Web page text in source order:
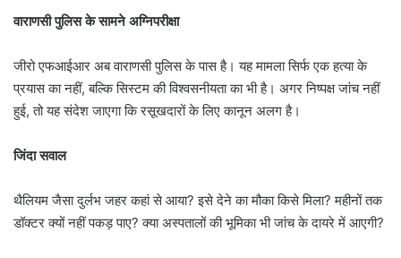
वाराणसी पुलिस के सामने अग्निपरीक्षा
जीरो एफआईआर अब वाराणसी पुलिस के पास है। यह मामला सिर्फ एक हत्या के
प्रयास का नहीं, बल्कि सिस्टम की विश्वसनीयता का भी है। अगर निष्पक्ष जांच नहीं
हुई, तो यह संदेश जाएगा कि रसूखदारों के लिए कानून अलग है।
जिंदा सवाल
थैलियम जैसा दुर्लभ जहर कहां से आया? इसे देने का मौका किसे मिला? महीनों तक
डॉक्टर क्यों नहीं पकड़ पाए? क्या अस्पतालों की भूमिका भी जांच के दायरे में आएगी?